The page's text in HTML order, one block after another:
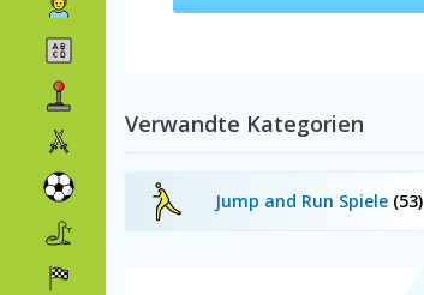
Verwandte Kategorien
Jump and Run Spiele (53)